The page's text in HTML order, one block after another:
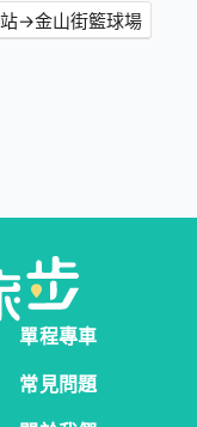
→金山街籃球場
單程專車
常見問題